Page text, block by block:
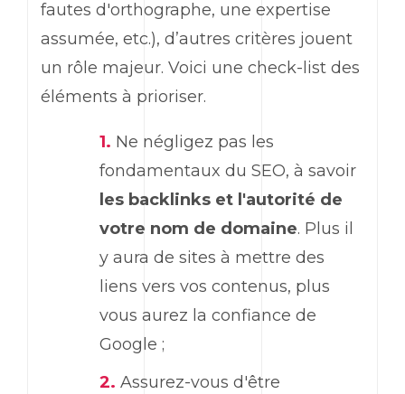
fautes d'orthographe, une expertise
assumée, etc.), d’autres critères jouent
un rôle majeur. Voici une check-list des
éléments à prioriser.
Ne négligez pas les
fondamentaux du SEO, à savoir
les backlinks et l'autorité de
votre nom de domaine. Plus il
y aura de sites à mettre des
liens vers vos contenus, plus
vous aurez la confiance de
Google ;
Assurez-vous d'être